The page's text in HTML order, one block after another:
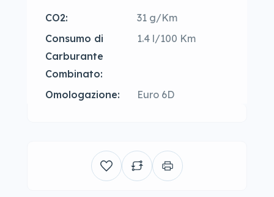
CO2:
31 g/Km
Consumo di
Carburante
Combinato:
1.4 l/100 Km
Omologazione: Euro 6D